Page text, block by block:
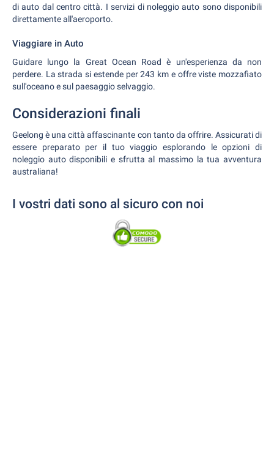
di auto dal centro città. I servizi di noleggio auto sono disponibili
direttamente all'aeroporto.
Viaggiare in Auto
Guidare lungo la Great Ocean Road è un'esperienza da non
perdere. La strada si estende per 243 km e offre viste mozzafiato
sull'oceano e sul paesaggio selvaggio.
Considerazioni finali
Geelong è una città affascinante con tanto da offrire. Assicurati di
essere preparato per il tuo viaggio esplorando le opzioni di
noleggio auto disponibili e sfrutta al massimo la tua avventura
australiana!
I vostri dati sono al sicuro con noi